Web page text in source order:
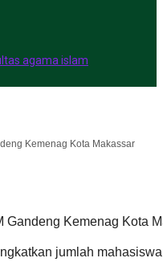
agama islam
Kemenag Kota Makassar
jumlah